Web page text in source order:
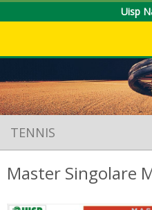
Uisp
TENNIS
Master Singolare